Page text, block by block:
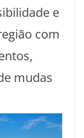
e
com
mudas